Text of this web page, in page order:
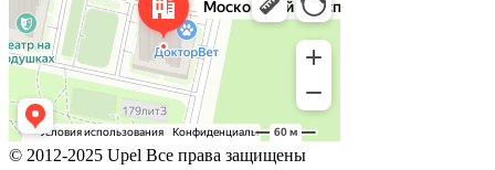
© 2012-2025 Upel Все права защищены